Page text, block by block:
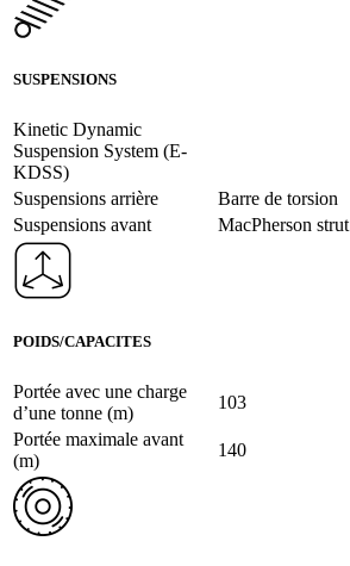
SUSPENSIONS
Kinetic Dynamic
Suspension System (E-
KDSS)
Suspensions arrière
Barre de torsion
Suspensions avant
MacPherson strut
POIDS/CAPACITES
Portée avec une charge
d’une tonne (m)
103
Portée maximale avant
(m)
140